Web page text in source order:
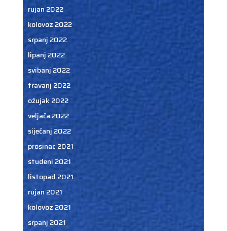
rujan 2022
kolovoz 2022
srpanj 2022
lipanj 2022
svibanj 2022
travanj 2022
ožujak 2022
veljača 2022
siječanj 2022
prosinac 2021
studeni 2021
listopad 2021
rujan 2021
kolovoz 2021
srpanj 2021